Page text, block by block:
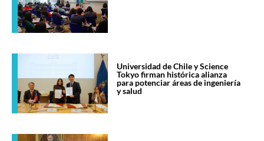
Universidad de Chile y Science
Tokyo firman histórica alianza
para potenciar áreas de ingeniería
y salud